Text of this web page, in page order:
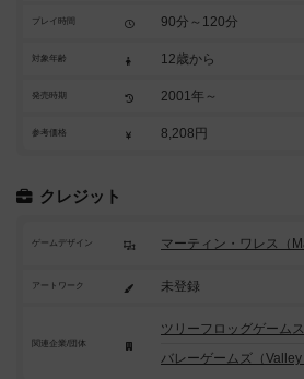
プレイ時間 90分～120分
対象年齢 12歳から
発売時期 2001年～
参考価格 8,208円
クレジット
ゲームデザイン マーティン・ワレス（
アートワーク 未登録
関連企業/団体
ツリーフロッグゲーム
バレーゲームズ（Valley